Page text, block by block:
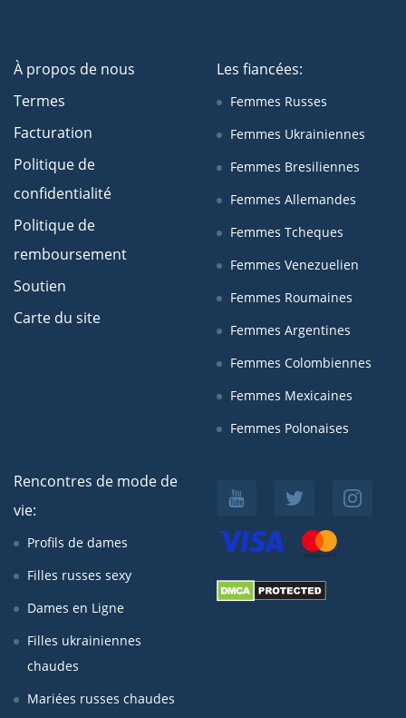
À propos de nous
Termes
Facturation
Politique de
confidentialité
Politique de
remboursement
Soutien
Carte du site
Les fiancées:
Femmes Russes
Femmes Ukrainiennes
Femmes Bresiliennes
Femmes Allemandes
Femmes Tcheques
Femmes Venezuelien
Femmes Roumaines
Femmes Argentines
Femmes Colombiennes
Femmes Mexicaines
Femmes Polonaises
Rencontres de mode de
vie:
Profils de dames
Filles russes sexy
Dames en Ligne
Filles ukrainiennes
chaudes
Mariées russes chaudes